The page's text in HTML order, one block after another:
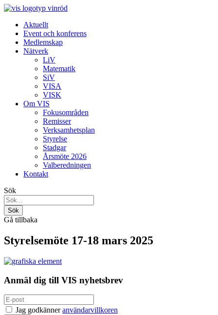
Aktuellt
Event och konferens
Medlemskap
Nätverk
LiV
Matematik
SiV
VISA
VISK
Om VIS
Fokusområden
Remisser
Verksamhetsplan
Styrelse
Stadgar
Årsmöte 2026
Valberedningen
Kontakt
Sök
Gå tillbaka
Styrelsemöte 17-18 mars 2025
Anmäl dig till VIS nyhetsbrev
Jag godkänneranvändarvillkoren